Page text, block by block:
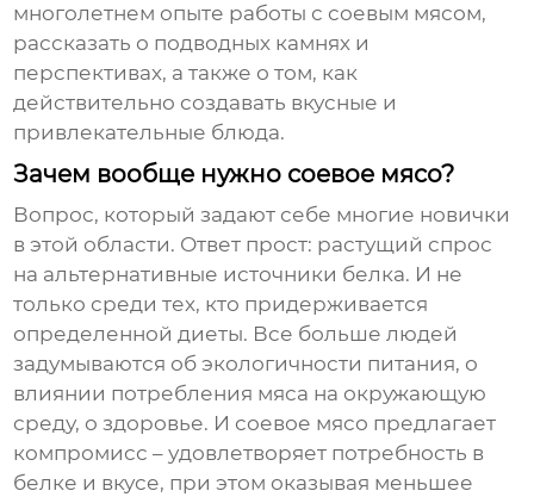
многолетнем опыте работы с соевым мясом,
рассказать о подводных камнях и
перспективах, а также о том, как
действительно создавать вкусные и
привлекательные блюда.
Зачем вообще нужно соевое мясо?
Вопрос, который задают себе многие новички
в этой области. Ответ прост: растущий спрос
на альтернативные источники белка. И не
только среди тех, кто придерживается
определенной диеты. Все больше людей
задумываются об экологичности питания, о
влиянии потребления мяса на окружающую
среду, о здоровье. И соевое мясо предлагает
компромисс – удовлетворяет потребность в
белке и вкусе, при этом оказывая меньшее